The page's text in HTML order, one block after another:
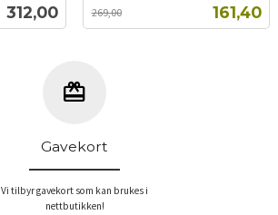
Pris
312,00 Tilbud
161,40
269,00
mva.
Gavekort
Vi tilbyr gavekort som kan brukes i
nettbutikken!